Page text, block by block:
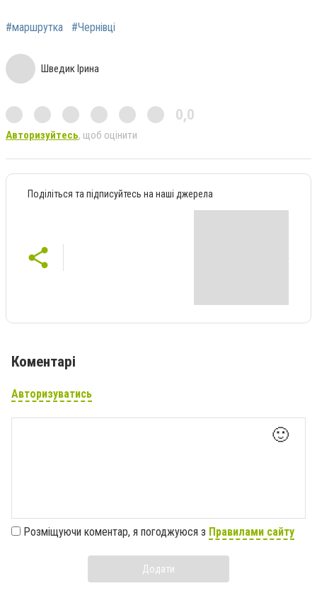
#маршрутка #Чернівці
Шведик Ірина
0,0
Авторизуйтесь, щоб оцінити
Поділіться та підписуйтесь на наші джерела
Коментарі
Авторизуватись
🙂
Розміщуючи коментар, я погоджуюся з Правилами сайту
Додати